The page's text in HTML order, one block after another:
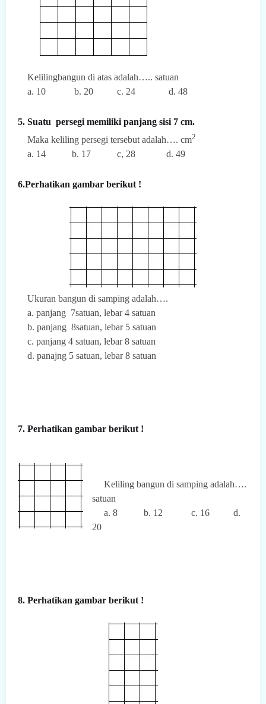
Kelilingbangun di atas adalah….. satuan
a. 10 b. 20 c. 24 d. 48
5. Suatu persegi memiliki panjang sisi 7 cm.
Maka keliling persegi tersebut adalah…. cm2
a. 14 b. 17 c, 28 d. 49
6.Perhatikan gambar berikut !
Ukuran bangun di samping adalah….
a. panjang 7satuan, lebar 4 satuan
b. panjang 8satuan, lebar 5 satuan
c. panjang 4 satuan, lebar 8 satuan
d. panajng 5 satuan, lebar 8 satuan
7. Perhatikan gambar berikut !
Keliling bangun di samping adalah….
satuan
a. 8 b. 12 c. 16 d.
20
8. Perhatikan gambar berikut !